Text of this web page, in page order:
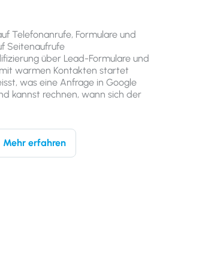
Telefonanrufe, Formulare und
Seitenaufrufe
über Lead-Formulare und
warmen Kontakten startet
was eine Anfrage in Google
kannst rechnen, wann sich der
Mehr erfahren